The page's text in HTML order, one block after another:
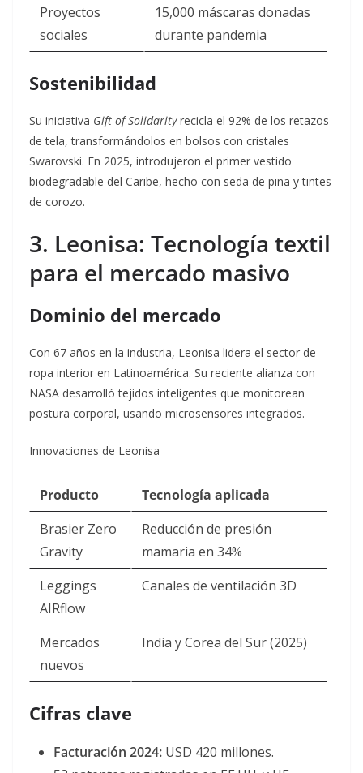
Proyectos
sociales
15,000 máscaras donadas
durante pandemia
Sostenibilidad
Su iniciativa Gift of Solidarityrecicla el 92% de los retazos
de tela, transformándolos en bolsos con cristales
Swarovski. En 2025, introdujeron el primer vestido
biodegradable del Caribe, hecho con seda de piña y tintes
de corozo.
3. Leonisa: Tecnología textil
para el mercado masivo
Dominio del mercado
Con 67 años en la industria, Leonisa lidera el sector de
ropa interior en Latinoamérica. Su reciente alianza con
NASA desarrolló tejidos inteligentes que monitorean
postura corporal, usando microsensores integrados.
Innovaciones de Leonisa
Producto
Tecnología aplicada
Brasier Zero
Gravity
Reducción de presión
mamaria en 34%
Leggings
AIRflow
Canales de ventilación 3D
Mercados
nuevos
India y Corea del Sur (2025)
Cifras clave
Facturación 2024: USD 420 millones.